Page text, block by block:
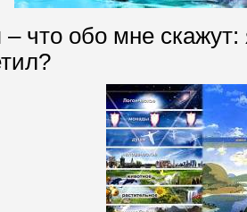
что обо мне